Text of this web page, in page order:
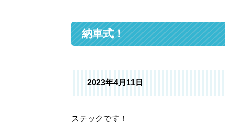
納車式！
2023年4月11日
ステックです！